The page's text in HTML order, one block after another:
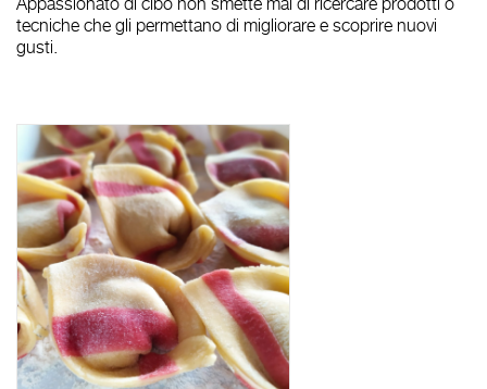
tecniche che gli permettano di migliorare e scoprire nuovi
gusti.